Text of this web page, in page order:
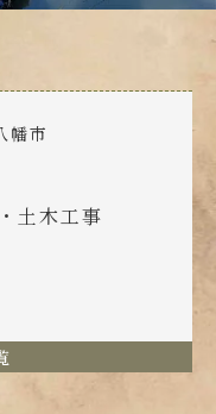
幡市
土木工事